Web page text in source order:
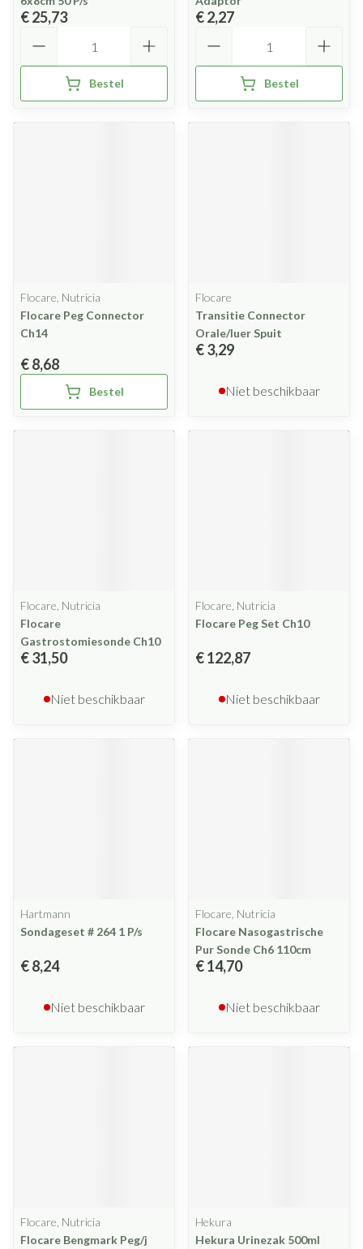
€ 25,73
Bestel
€ 2,27
Bestel
Flocare, Nutricia
Flocare Peg Connector
Ch14
€ 8,68
Bestel
Flocare
Transitie Connector
Orale/luer Spuit
€ 3,29
Niet beschikbaar
Flocare, Nutricia
Flocare
Gastrostomiesonde Ch10
€ 31,50
Niet beschikbaar
Flocare, Nutricia
Flocare Peg Set Ch10
€ 122,87
Niet beschikbaar
Hartmann
Sondageset # 264 1 P/s
€ 8,24
Niet beschikbaar
Flocare, Nutricia
Flocare Nasogastrische
Pur Sonde Ch6 110cm
€ 14,70
Niet beschikbaar
Flocare, Nutricia
Flocare Bengmark Peg/j
Hekura
Hekura Urinezak 500ml